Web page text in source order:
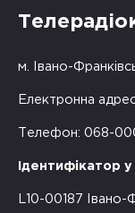
м. Івано-
Електронна
Телефон: 068-
Ідентифікатор
L10-00187 Івано-